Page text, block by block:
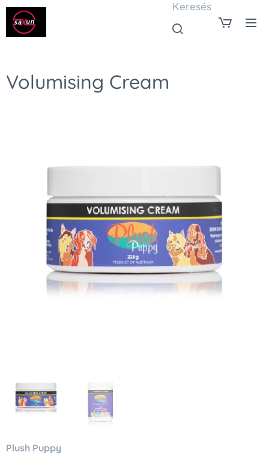
Keresés
Volumising Cream
Plush Puppy